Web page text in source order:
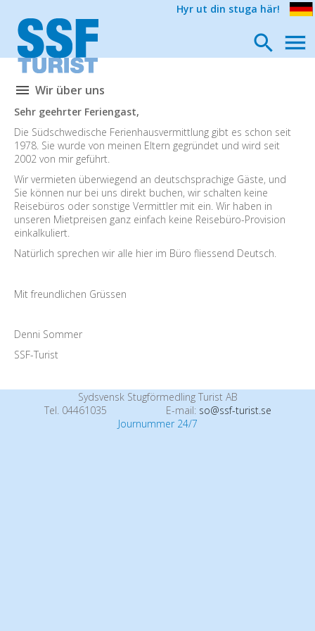
Hyr ut din stuga här!
Wir über uns
Sehr geehrter Feriengast,
Die Südschwedische Ferienhausvermittlung gibt es schon seit
1978. Sie wurde von meinen Eltern gegründet und wird seit
2002 von mir geführt.
Wir vermieten überwiegend an deutschsprachige Gäste, und
Sie können nur bei uns direkt buchen, wir schalten keine
Reisebüros oder sonstige Vermittler mit ein. Wir haben in
unseren Mietpreisen ganz einfach keine Reisebüro-Provision
einkalkuliert.
Natürlich sprechen wir alle hier im Büro fliessend Deutsch.
Mit freundlichen Grüssen
Denni Sommer
SSF-Turist
Sydsvensk Stugförmedling Turist AB
Tel. 04461035
E-mail: so@ssf-turist.se
Journummer 24/7